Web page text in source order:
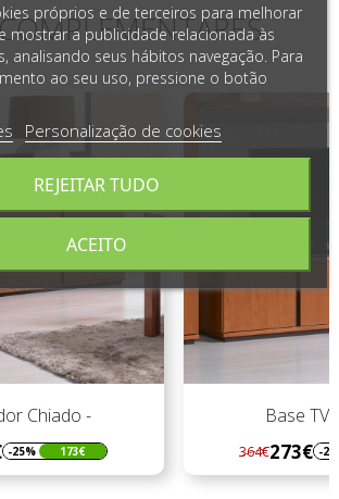
Chiado -
-25% 173€
Base TV
Regular
preço
364€273€
Preço -
próprios e de terceiros para melhorar
mostrar a publicidade relacionada às
analisando seus hábitos navegação. Para
ao seu uso, pressione o botão
Personalização de cookies
REJEITAR TUDO
ACEITO